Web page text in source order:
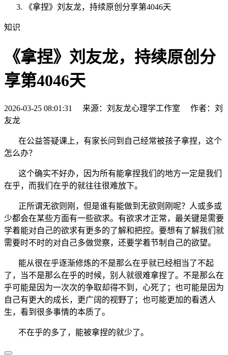
《拿捏》刘友龙，持续原创分享第4046天
知识
《拿捏》刘友龙，持续原创分
享第4046天
2026-03-25 08:01:31 来源：刘友龙心理学工作室 作者：刘
友龙
在公益答疑课上，有家长问到自己经常被孩子拿捏，这个
怎么办？
这个确实不好办，因为所有能拿捏我们的地方一定是我们
在乎，而我们在乎的就往往很难放下。
正所谓无欲则刚，但是谁有能做到无欲则刚呢？人或多或
少都会在某些方面有一些欲求。有欲求才正常，最关键是需要
学着能对自己的欲求有更多的了解和把控。要想有了解我们就
需要时不时的对自己多做觉察，还要学着节制自己的欲望。
能从很在乎逐渐修炼的不是那么在乎就已经相当了不起
了，当不是那么在乎的时候，别人就很难拿捏了。不是那么在
乎可能是因为一次次的争取却得不到，心死了；也可能是因为
自己有更大的成长，更广阔的视野了；也可能更加的看透人
生，看到很多事情的本质了。
不在乎的多了，能被拿捏的就少了。